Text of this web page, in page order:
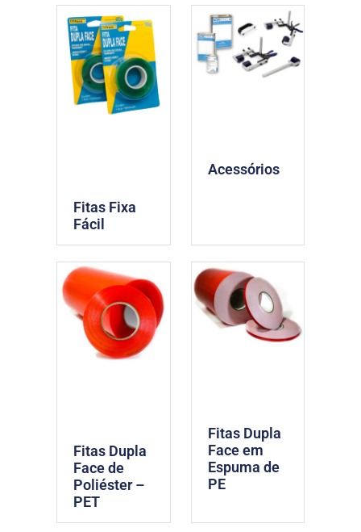
Fitas Fixa
Fácil
Acessórios
Fitas Dupla
Face de
Poliéster –
PET
Fitas Dupla
Face em
Espuma de
PE